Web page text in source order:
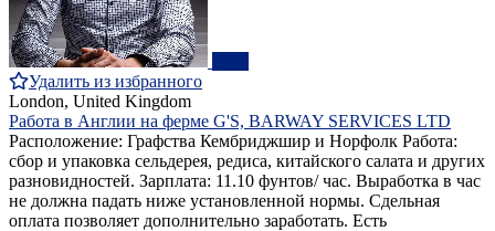
Удалить из избранного
London, United Kingdom
Работа в Англии на ферме G'S, BARWAY SERVICES LTD
Расположение: Графства Кембриджшир и Норфолк Работа:
сбор и упаковка сельдерея, редиса, китайского салата и других
разновидностей. Зарплата: 11.10 фунтов/ час. Выработка в час
не должна падать ниже установленной нормы. Сдельная
оплата позволяет дополнительно заработать. Есть